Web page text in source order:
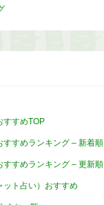
すすめTOP
すすめランキング – 新着順
すすめランキング – 更新順
ット占い）おすすめ